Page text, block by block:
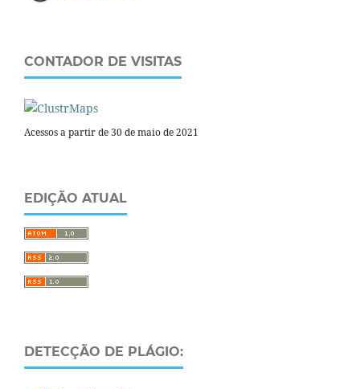
CONTADOR DE VISITAS
Acessos a partir de 30 de maio de 2021
EDIÇÃO ATUAL
DETECÇÃO DE PLÁGIO: